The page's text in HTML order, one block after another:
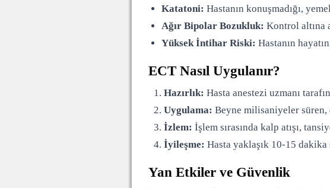
Katatoni: Hastanın konuşmadığı,
Ağır Bipolar Bozukluk: Kontrol altına
Yüksek İntihar Riski: Hastanın
ECT Nasıl Uygulanır?
Hazırlık: Hasta anestezi uzmanı
Uygulama: Beyne milisaniyeler
İzlem: İşlem sırasında kalp atışı,
İyileşme: Hasta yaklaşık 10-15 dakika
Yan Etkiler ve Güvenlik